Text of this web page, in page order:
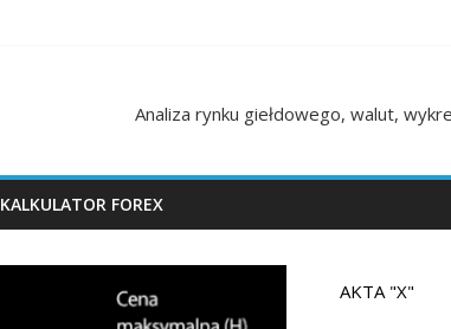
Analiza rynku giełdowego, walut,
KALKULATOR FOREX
AKTA "X"